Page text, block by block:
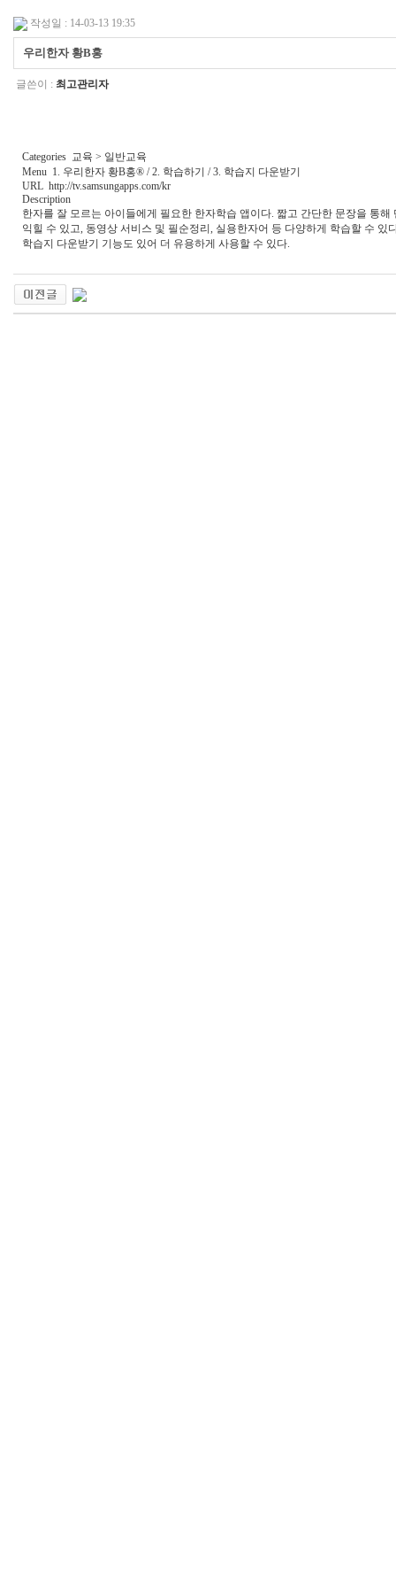
작성일 : 14-03-13 19:35
우리한자 황B홍
글쓴이 : 최고관리자
Categories 교육 > 일반교육
Menu 1. 우리한자 황B홍® / 2. 학습하기 / 3. 학습지 다운받기
URL http://tv.samsungapps.com/kr
Description
한자를 잘 모르는 아이들에게 필요한 한자학습 앱이다. 짧고 간단한 문장을 통해
익힐 수 있고, 동영상 서비스 및 필순정리, 실용한자어 등 다양하게 학습할 수 있
학습지 다운받기 기능도 있어 더 유용하게 사용할 수 있다.